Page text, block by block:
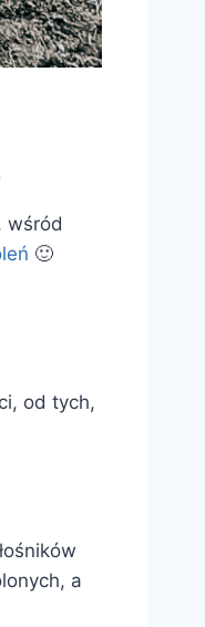
wśród
🙂
od tych,
a